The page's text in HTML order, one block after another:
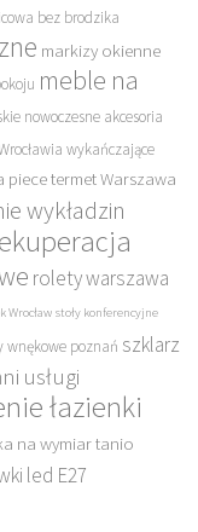
bez brodzika
markizy okienne
meble na
nowoczesne akcesoria
wykańczające
piece termet Warszawa
wykładzin
rolety warszawa
Wrocław stoły konferencyjne
wnękowe poznań szklarz
usługi
łazienki
na wymiar tanio
led E27